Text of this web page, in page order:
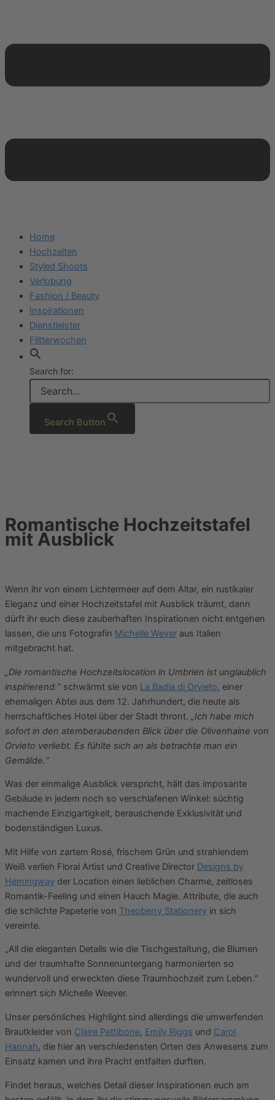
Home
Hochzeiten
Styled Shoots
Verlobung
Fashion / Beauty
Inspirationen
Dienstleister
Flitterwochen
Search for:
Search Button
Romantische Hochzeitstafel
mit Ausblick
Wenn ihr von einem Lichtermeer auf dem Altar, ein rustikaler
Eleganz und einer Hochzeitstafel mit Ausblick träumt, dann
dürft ihr euch diese zauberhaften Inspirationen nicht entgehen
lassen, die uns Fotografin Michelle Wever aus Italien
mitgebracht hat.
„Die romantische Hochzeitslocation in Umbrien ist unglaublich
inspirierend.“ schwärmt sie von La Badia di Orvieto, einer
ehemaligen Abtei aus dem 12. Jahrhundert, die heute als
herrschaftliches Hotel über der Stadt thront. „Ich habe mich
sofort in den atemberaubenden Blick über die Olivenhaine von
Orvieto verliebt. Es fühlte sich an als betrachte man ein
Gemälde.“
Was der einmalige Ausblick verspricht, hält das imposante
Gebäude in jedem noch so verschlafenen Winkel: süchtig
machende Einzigartigkeit, berauschende Exklusivität und
bodenständigen Luxus.
Mit Hilfe von zartem Rosé, frischem Grün und strahlendem
Weiß verlieh Floral Artist und Creative Director Designs by
Hemingway der Location einen lieblichen Charme, zeitloses
Romantik-Feeling und einen Hauch Magie. Attribute, die auch
die schlichte Papeterie von Theoberry Stationery in sich
vereinte.
„All die eleganten Details wie die Tischgestaltung, die Blumen
und der traumhafte Sonnenuntergang harmonierten so
wundervoll und erweckten diese Traumhochzeit zum Leben.“
erinnert sich Michelle Weever.
Unser persönliches Highlight sind allerdings die umwerfenden
Brautkleider von Claire Pettibone, Emily Riggs und Carol
Hannah, die hier an verschiedensten Orten des Anwesens zum
Einsatz kamen und ihre Pracht entfalten durften.
Findet heraus, welches Detail dieser Inspirationen euch am